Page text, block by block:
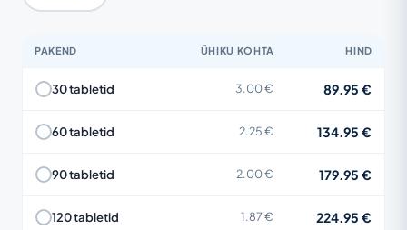
PAKEND ÜHIKU KOHTA HIND
30 tabletid 3.00 € 89.95 €
60 tabletid 2.25 € 134.95 €
90 tabletid 2.00 € 179.95 €
120 tabletid 1.87 € 224.95 €